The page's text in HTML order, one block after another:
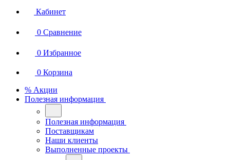
Кабинет
0 Сравнение
0 Избранное
0 Корзина
% Акции
Полезная информация
Полезная информация
Поставщикам
Наши клиенты
Выполненные проекты